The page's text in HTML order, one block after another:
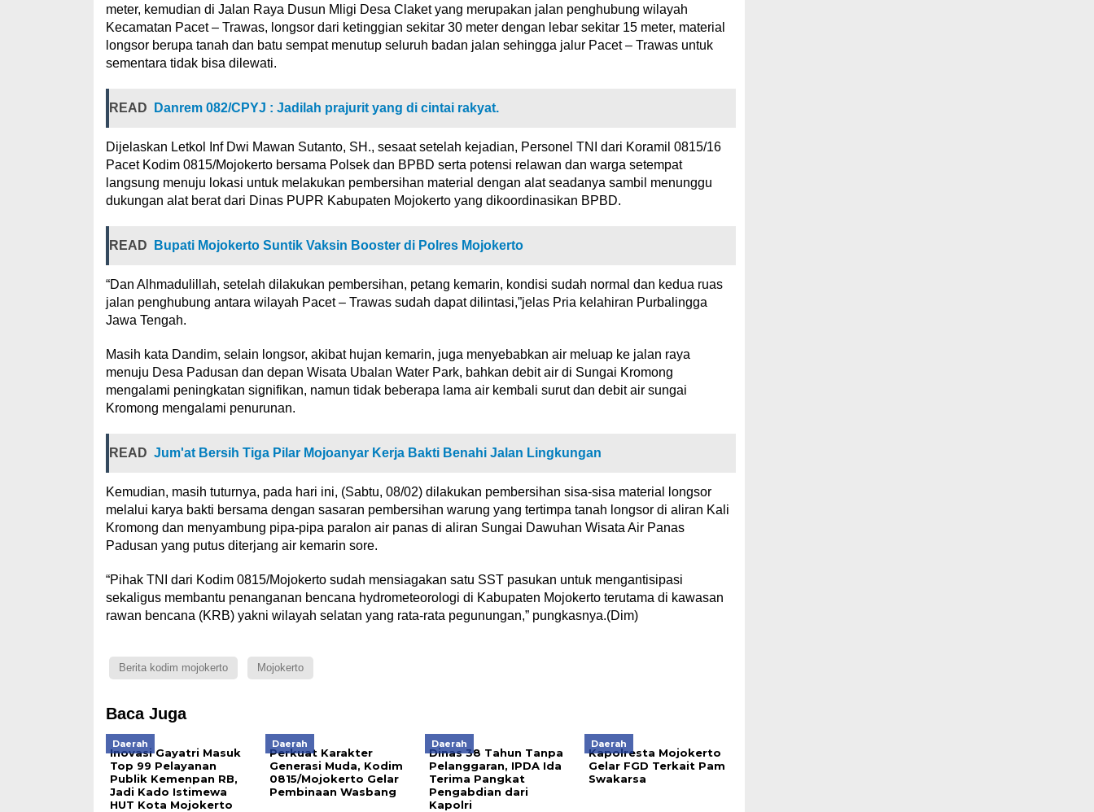
meter, kemudian di Jalan Raya Dusun Mligi Desa Claket yang merupakan jalan penghubung wilayah
Kecamatan Pacet – Trawas, longsor dari ketinggian sekitar 30 meter dengan lebar sekitar 15 meter, material
longsor berupa tanah dan batu sempat menutup seluruh badan jalan sehingga jalur Pacet – Trawas untuk
sementara tidak bisa dilewati.
READ Danrem 082/CPYJ : Jadilah prajurit yang di cintai rakyat.
Dijelaskan Letkol Inf Dwi Mawan Sutanto, SH., sesaat setelah kejadian, Personel TNI dari Koramil 0815/16
Pacet Kodim 0815/Mojokerto bersama Polsek dan BPBD serta potensi relawan dan warga setempat
langsung menuju lokasi untuk melakukan pembersihan material dengan alat seadanya sambil menunggu
dukungan alat berat dari Dinas PUPR Kabupaten Mojokerto yang dikoordinasikan BPBD.
READ Bupati Mojokerto Suntik Vaksin Booster di Polres Mojokerto
“Dan Alhmadulillah, setelah dilakukan pembersihan, petang kemarin, kondisi sudah normal dan kedua ruas
jalan penghubung antara wilayah Pacet – Trawas sudah dapat dilintasi,”jelas Pria kelahiran Purbalingga
Jawa Tengah.
Masih kata Dandim, selain longsor, akibat hujan kemarin, juga menyebabkan air meluap ke jalan raya
menuju Desa Padusan dan depan Wisata Ubalan Water Park, bahkan debit air di Sungai Kromong
mengalami peningkatan signifikan, namun tidak beberapa lama air kembali surut dan debit air sungai
Kromong mengalami penurunan.
READ Jum'at Bersih Tiga Pilar Mojoanyar Kerja Bakti Benahi Jalan Lingkungan
Kemudian, masih tuturnya, pada hari ini, (Sabtu, 08/02) dilakukan pembersihan sisa-sisa material longsor
melalui karya bakti bersama dengan sasaran pembersihan warung yang tertimpa tanah longsor di aliran Kali
Kromong dan menyambung pipa-pipa paralon air panas di aliran Sungai Dawuhan Wisata Air Panas
Padusan yang putus diterjang air kemarin sore.
“Pihak TNI dari Kodim 0815/Mojokerto sudah mensiagakan satu SST pasukan untuk mengantisipasi
sekaligus membantu penanganan bencana hydrometeorologi di Kabupaten Mojokerto terutama di kawasan
rawan bencana (KRB) yakni wilayah selatan yang rata-rata pegunungan,” pungkasnya.(Dim)
Berita kodim mojokerto Mojokerto
Baca Juga
Daerah
Inovasi Gayatri Masuk
Top 99 Pelayanan
Publik Kemenpan RB,
Jadi Kado Istimewa
HUT Kota Mojokerto
Daerah
Perkuat Karakter
Generasi Muda, Kodim
0815/Mojokerto Gelar
Pembinaan Wasbang
Daerah
Dinas 38 Tahun Tanpa
Pelanggaran, IPDA Ida
Terima Pangkat
Pengabdian dari
Kapolri
Daerah
Kapolresta Mojokerto
Gelar FGD Terkait Pam
Swakarsa